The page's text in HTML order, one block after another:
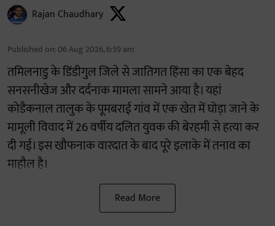
Rajan Chaudhary
Published on: 06 Aug 2026, 6:59 am
तमिलनाडु के डिंडीगुल जिले से जातिगत हिंसा का एक बेहद
सनसनीखेज और दर्दनाक मामला सामने आया है। यहां
कोडैकनाल तालुक के पूमबराई गांव में एक खेत में घोड़ा जाने के
मामूली विवाद में 26 वर्षीय दलित युवक की बेरहमी से हत्या कर
दी गई। इस खौफनाक वारदात के बाद पूरे इलाके में तनाव का
माहौल है।
Read More